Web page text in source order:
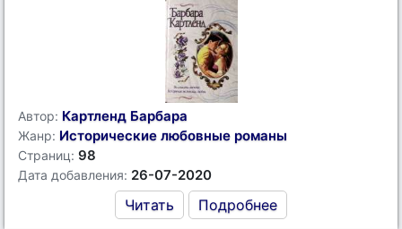
Автор: Картленд Барбара
Жанр: Исторические любовные романы
Страниц: 98
Дата добавления: 26-07-2020
Читать Подробнее